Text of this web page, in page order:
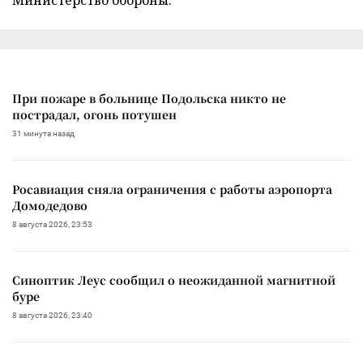
При пожаре в больнице Подольска никто не
пострадал, огонь потушен
31 минута назад
Росавиация сняла ограничения с работы аэропорта
Домодедово
8 августа 2026, 23:53
Синоптик Леус сообщил о неожиданной магнитной
буре
8 августа 2026, 23:40